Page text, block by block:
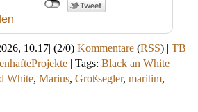
10.17 (2/0) Kommentare (RSS) | TB
Tags: Black an White
White, Marius, Großsegler, maritim,